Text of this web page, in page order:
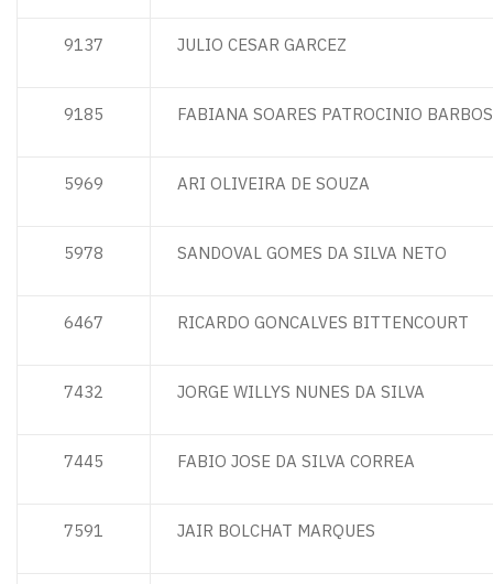
9137 JULIO CESAR GARCEZ
9185 FABIANA SOARES PATROCINIO
5969 ARI OLIVEIRA DE SOUZA
5978 SANDOVAL GOMES DA SILVA NETO
6467 RICARDO GONCALVES BITTENCOURT
7432 JORGE WILLYS NUNES DA SILVA
7445 FABIO JOSE DA SILVA CORREA
7591 JAIR BOLCHAT MARQUES